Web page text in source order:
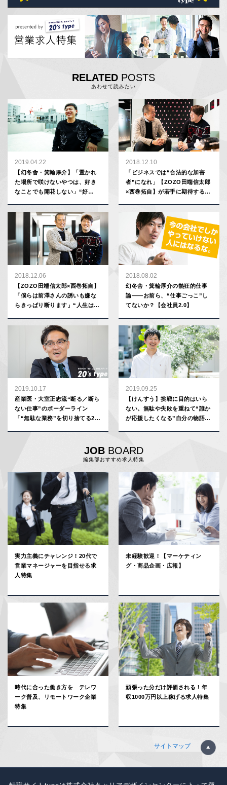
RELATED POSTS
あわせて読みたい
2019.04.22
【幻冬舎・箕輪厚介】「置かれ
た場所で咲けないやつは、好き
なことでも開花しない」“好
助言
2018.12.10
「ビジネスでは“合法的な加害
者”になれ」【ZOZO田端信太郎
×西巻拓自】が若手に期待するこ
2018.12.06
【ZOZO田端信太郎×西巻拓自】
「僕らは前澤さんの誘いも嫌な
らきっぱり断ります」“人生は自
2018.08.02
幻冬舎・箕輪厚介の熱狂的仕事
論――お前ら、“仕事ごっこ”し
てないか？【会社員2.0】
2019.10.17
産業医・大室正志流“断る／断ら
ない仕事”のボーダーライン
「“無駄な業務”を切り捨てる20
2019.09.25
【けんすう】挑戦に目的はいら
ない。無駄や失敗を重ねて“誰か
が応援したくなる”自分の物語を
JOBBOARD
編集部おすすめ求人特集
実力主義にチャレンジ！20代で
営業マネージャーを目指せる求
人特集
未経験歓迎！【マーケティン
グ・商品企画・広報】
時代に合った働き方を テレワ
ーク普及、リモートワーク企業
特集
頑張った分だけ評価される！年
収1000万円以上稼げる求人特集
サイトマップ